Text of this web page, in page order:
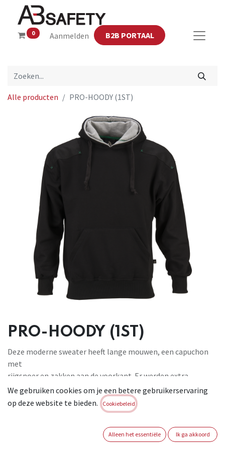
0 Aanmelden B2B PORTAAL
Alle producten PRO-HOODY (1ST)
PRO-HOODY (1ST)
Deze moderne sweater heeft lange mouwen, een capuchon
met
rijgsnoer en zakken aan de voorkant. Er werden extra
verstevigingen aan
de schouders en de armen/ellebogen voorzien. Deze hoody is
We gebruiken cookies om je een betere gebruikerservaring
op deze website te bieden.
Cookiebeleid
Alleen het essentiële Ik ga akkoord